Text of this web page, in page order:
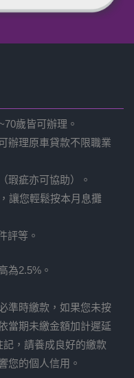
歲皆可辦理。
辦理原車貸款不限職業
瑕疵亦可協助）。
讓您輕鬆按本月息攤
評等。
為2.5%。
準時繳款，如果您未按
當期未繳金額加計遲延
，請養成良好的繳款
您的個人信用。